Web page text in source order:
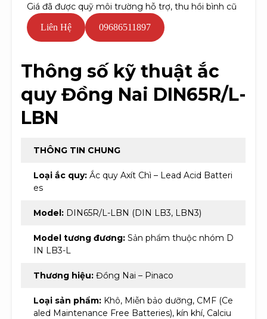
Giá đã được quỹ môi trường hỗ trợ, thu hồi bình cũ
Liên Hệ 09686511897
Thông số kỹ thuật ắc
quy Đồng Nai DIN65R/L-
LBN
THÔNG TIN CHUNG
Loại ắc quy: Ắc quy Axít Chì – Lead Acid Batteri
es
Model: DIN65R/L-LBN (DIN LB3, LBN3)
Model tương đương: Sản phẩm thuộc nhóm D
IN LB3-L
Thương hiệu: Đồng Nai – Pinaco
Loại sản phẩm: Khô, Miễn bảo dưỡng, CMF (Ce
aled Maintenance Free Batteries), kín khí, Calciu